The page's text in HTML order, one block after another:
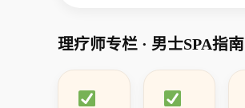
理疗师专栏 · 男士SPA指南